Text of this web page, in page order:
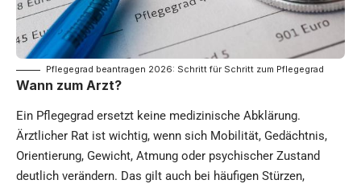
Pflegegrad beantragen 2026: Schritt für Schritt zum Pflegegrad
Wann zum Arzt?
Ein Pflegegrad ersetzt keine medizinische Abklärung.
Ärztlicher Rat ist wichtig, wenn sich Mobilität, Gedächtnis,
Orientierung, Gewicht, Atmung oder psychischer Zustand
deutlich verändern. Das gilt auch bei häufigen Stürzen,